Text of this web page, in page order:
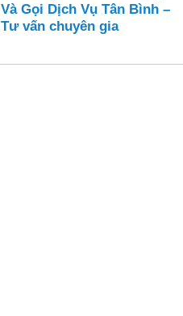
Và Gọi Dịch Vụ Tân Bình –
Tư vấn chuyên gia